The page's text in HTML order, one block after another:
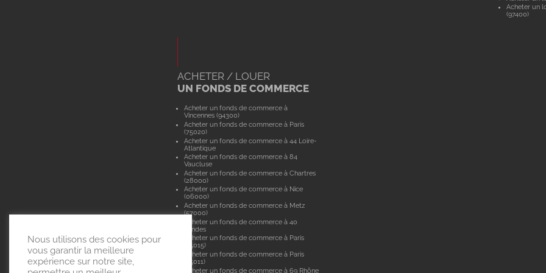
Acheter un
(97400)
ACHETER / LOUER
UN FONDS DE COMMERCE
Acheter un fonds de commerce à
Vincennes (94300)
Acheter un fonds de commerce à Paris
(75020)
Acheter un fonds de commerce à 44 Loire-
Atlantique
Acheter un fonds de commerce à 84
Vaucluse
Acheter un fonds de commerce à Chartres
(28000)
Acheter un fonds de commerce à Nice
(06000)
Acheter un fonds de commerce à Metz
(57000)
Acheter un fonds de commerce à 40
Landes
Acheter un fonds de commerce à Paris
(75015)
Acheter un fonds de commerce à Paris
(75011)
Acheter un fonds de commerce à 69 Rhône
Nous utilisons des cookies pour
vous garantir la meilleure
expérience sur notre site,